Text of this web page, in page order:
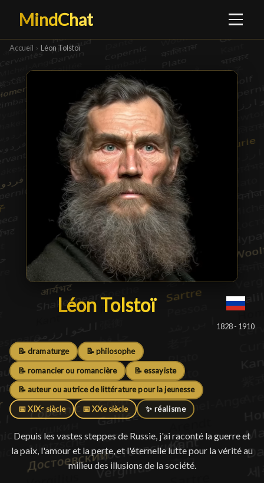
MindChat
Accueil › Léon Tolstoï
Léon Tolstoï
Léon Tolstoï█
1828 - 1910
📝 dramaturge 📝 philosophe
📝 romancier ou romancière 📝 essayiste
📝 auteur ou autrice de littérature pour la jeunesse
📅 XIXᵉ siècle 📅 XXe siècle ✨ réalisme
Depuis les vastes steppes de Russie, j'ai raconté la guerre et
la paix, l'amour et la perte, et l'éternelle lutte pour la vérité au
milieu des illusions de la société.